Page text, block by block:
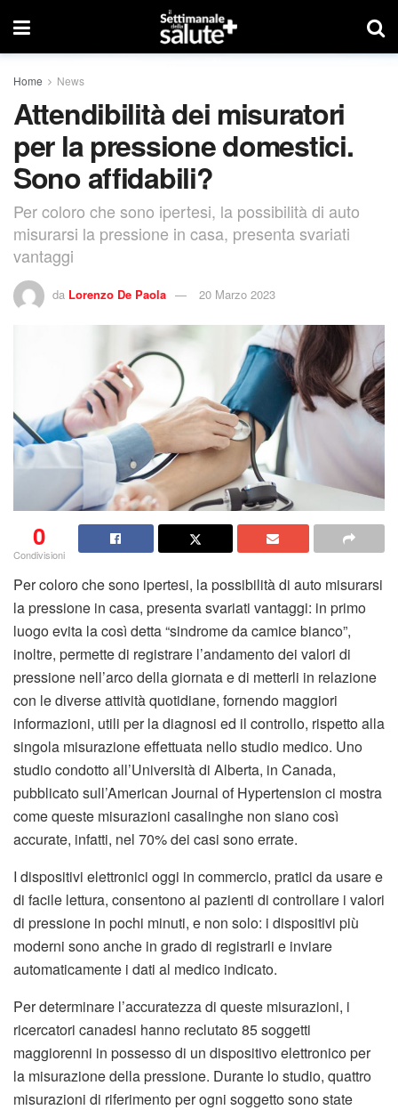
Home News
Attendibilità dei misuratori
per la pressione domestici.
Sono affidabili?
Per coloro che sono ipertesi, la possibilità di auto
misurarsi la pressione in casa, presenta svariati
vantaggi
da Lorenzo De Paola 20 Marzo 2023
0
Condivisioni
Per coloro che sono ipertesi, la possibilità di auto misurarsi
la pressione in casa, presenta svariati vantaggi: in primo
luogo evita la così detta “sindrome da camice bianco”,
inoltre, permette di registrare l’andamento dei valori di
pressione nell’arco della giornata e di metterli in relazione
con le diverse attività quotidiane, fornendo maggiori
informazioni, utili per la diagnosi ed il controllo, rispetto alla
singola misurazione effettuata nello studio medico. Uno
studio condotto all’Università di Alberta, in Canada,
pubblicato sull’American Journal of Hypertension ci mostra
come queste misurazioni casalinghe non siano così
accurate, infatti, nel 70% dei casi sono errate.
I dispositivi elettronici oggi in commercio, pratici da usare e
di facile lettura, consentono ai pazienti di controllare i valori
di pressione in pochi minuti, e non solo: i dispositivi più
moderni sono anche in grado di registrarli e inviare
automaticamente i dati al medico indicato.
Per determinare l’accuratezza di queste misurazioni, i
ricercatori canadesi hanno reclutato 85 soggetti
maggiorenni in possesso di un dispositivo elettronico per
la misurazione della pressione. Durante lo studio, quattro
misurazioni di riferimento per ogni soggetto sono state